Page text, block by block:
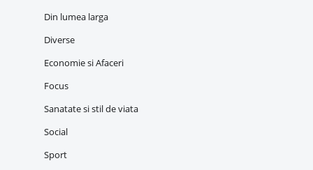
Din lumea larga
Diverse
Economie si Afaceri
Focus
Sanatate si stil de viata
Social
Sport